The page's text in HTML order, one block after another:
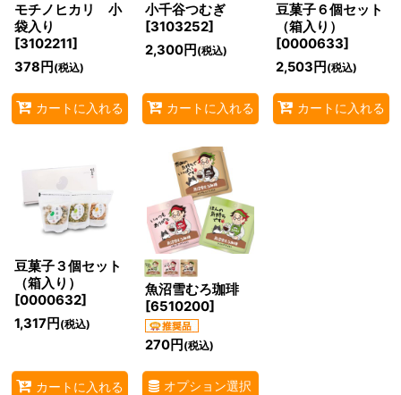
モチノヒカリ 小
袋入り
[3102211]
378 円 (税込)
カートに入れる
小千谷つむぎ
[3103252]
2,300円 (税込)
カートに入れる
豆菓子６個セット
（箱入り）
[0000633]
2,503 円 (税込)
カートに入れる
豆菓子３個セット
（箱入り）
[0000632]
1,317 円 (税込)
カートに入れる
魚沼雪むろ珈琲
[6510200]
270円 (税込)
オプション選択